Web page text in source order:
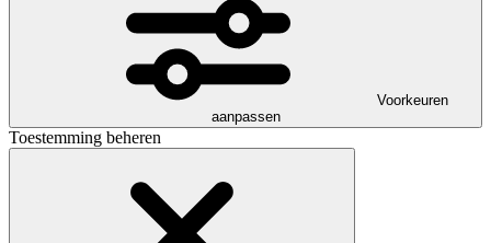
Voorkeuren
aanpassen
Toestemming beheren